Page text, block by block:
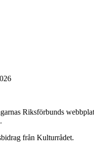
Riksförbunds
från Kulturrådet.